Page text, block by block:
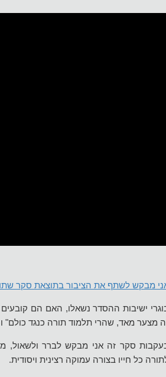
מבקש לשתף את הציבור בתוצאת סקר
מצער מאד, שהרי תלמוד תורה כנגד כולם"
סקר זה אני מבקש לברר ולשאול,
כל חייו בצורה עמוקה רצינית ויסודית.